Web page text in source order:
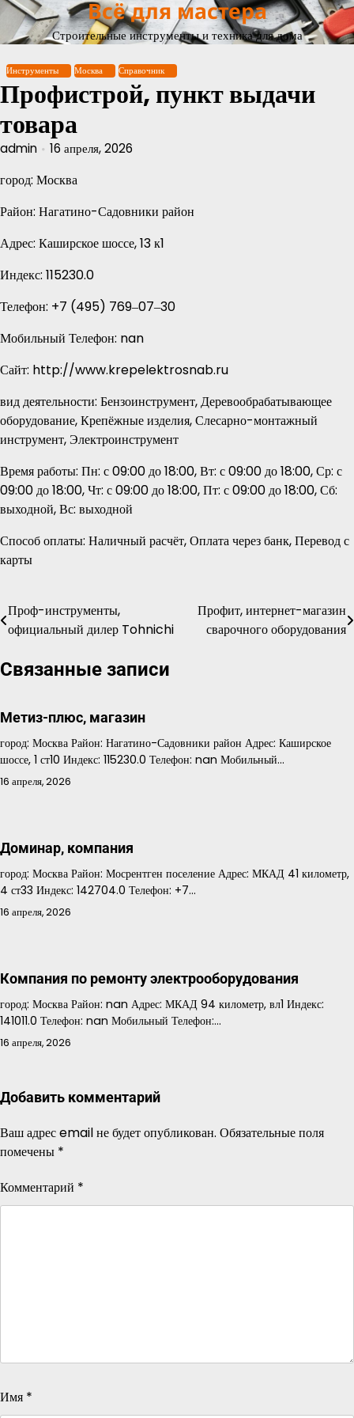
Перейти
содержимому
Всё для мастера
Строительные инструменты и техника для дома
Инструменты Москва Справочник
Профистрой, пункт выдачи
товара
admin 16 апреля, 2026
город: Москва
Район: Нагатино-Садовники район
Адрес: Каширское шоссе, 13 к1
Индекс: 115230.0
Телефон: +7 (495) 769‒07‒30
Мобильный Телефон: nan
Сайт: http://www.krepelektrosnab.ru
вид деятельности: Бензоинструмент, Деревообрабатывающее
оборудование, Крепёжные изделия, Слесарно-монтажный
инструмент, Электроинструмент
Время работы: Пн: с 09:00 до 18:00, Вт: с 09:00 до 18:00, Ср: с
09:00 до 18:00, Чт: с 09:00 до 18:00, Пт: с 09:00 до 18:00, Сб:
выходной, Вс: выходной
Способ оплаты: Наличный расчёт, Оплата через банк, Перевод с
карты
Навигация
по
записям
Проф-инструменты,
официальный дилер Tohnichi
Профит, интернет-магазин
сварочного оборудования
Связанные записи
Метиз-плюс, магазин
город: Москва Район: Нагатино-Садовники район Адрес: Каширское
шоссе, 1 ст10 Индекс: 115230.0 Телефон: nan Мобильный…
16 апреля, 2026
Доминар, компания
город: Москва Район: Мосрентген поселение Адрес: МКАД 41 километр,
4 ст33 Индекс: 142704.0 Телефон: +7…
16 апреля, 2026
Компания по ремонту электрооборудования
город: Москва Район: nan Адрес: МКАД 94 километр, вл1 Индекс:
141011.0 Телефон: nan Мобильный Телефон:…
16 апреля, 2026
Добавить комментарий
Ваш адрес email не будет опубликован. Обязательные поля
помечены *
Комментарий *
Имя *